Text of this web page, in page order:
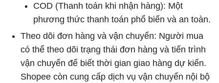
COD (Thanh toán khi nhận hàng): Một
phương thức thanh toán phổ biến và an toàn.
Theo dõi đơn hàng và vận chuyển: Người mua
có thể theo dõi trạng thái đơn hàng và tiến trình
vận chuyển để biết thời gian giao hàng dự kiến.
Shopee còn cung cấp dịch vụ vận chuyển nội bộ